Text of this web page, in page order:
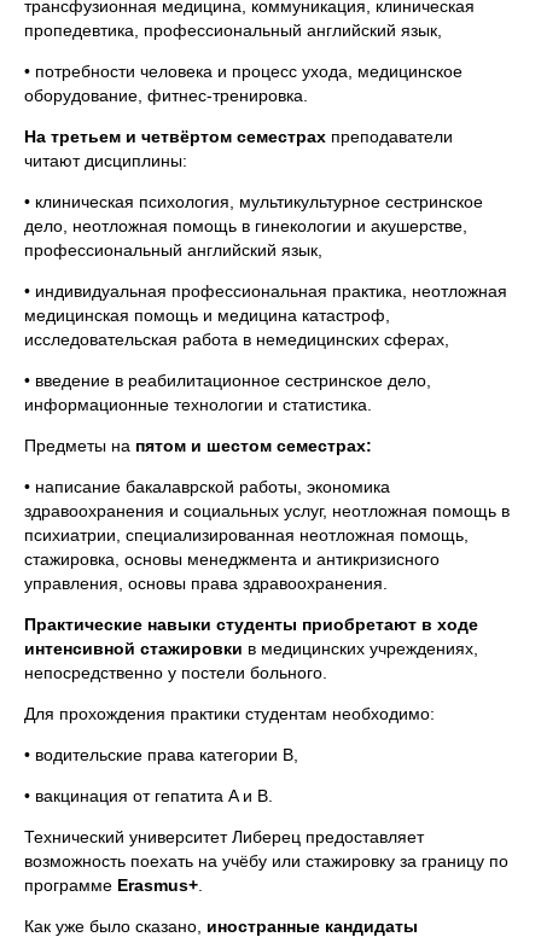
трансфузионная медицина, коммуникация, клиническая
пропедевтика, профессиональный английский язык,
• потребности человека и процесс ухода, медицинское
оборудование, фитнес-тренировка.
На третьем и четвёртом семестрах преподаватели
читают дисциплины:
• клиническая психология, мультикультурное сестринское
дело, неотложная помощь в гинекологии и акушерстве,
профессиональный английский язык,
• индивидуальная профессиональная практика, неотложная
медицинская помощь и медицина катастроф,
исследовательская работа в немедицинских сферах,
• введение в реабилитационное сестринское дело,
информационные технологии и статистика.
Предметы на пятом и шестом семестрах:
• написание бакалаврской работы, экономика
здравоохранения и социальных услуг, неотложная помощь в
психиатрии, специализированная неотложная помощь,
стажировка, основы менеджмента и антикризисного
управления, основы права здравоохранения.
Практические навыки студенты приобретают в ходе
интенсивной стажировки в медицинских учреждениях,
непосредственно у постели больного.
Для прохождения практики студентам необходимо:
• водительские права категории B,
• вакцинация от гепатита A и B.
Технический университет Либерец предоставляет
возможность поехать на учёбу или стажировку за границу по
программе Erasmus+
Как уже было сказано, иностранные кандидаты